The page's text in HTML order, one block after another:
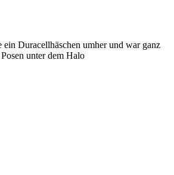
ein Duracellhäschen umher und war ganz
unter dem Halo